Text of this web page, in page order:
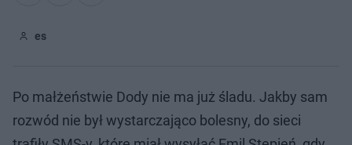
es
Po małżeństwie Dody nie ma już śladu. Jakby sam
rozwód nie był wystarczająco bolesny, do sieci